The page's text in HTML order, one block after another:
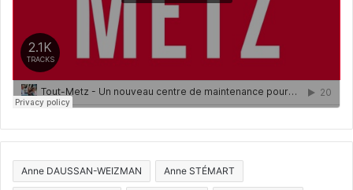
Anne DAUSSAN-WEIZMAN Anne STÉMART